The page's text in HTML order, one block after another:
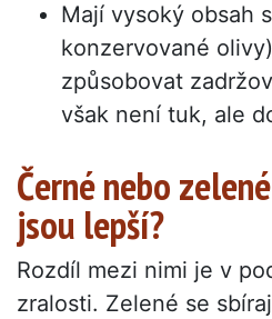
Mají vysoký obsah
konzervované
způsobovat
však není tuk, ale
Černé nebo
jsou lepší?
Rozdíl mezi nimi je v
zralosti. Zelené se